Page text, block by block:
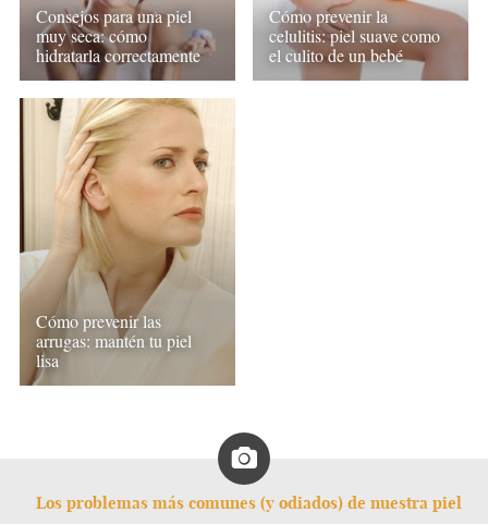
Consejos para una piel
muy seca: cómo
hidratarla correctamente
Cómo prevenir la
celulitis: piel suave como
el culito de un bebé
Cómo prevenir las
arrugas: mantén tu piel
lisa
Los problemas más comunes (y odiados) de nuestra piel